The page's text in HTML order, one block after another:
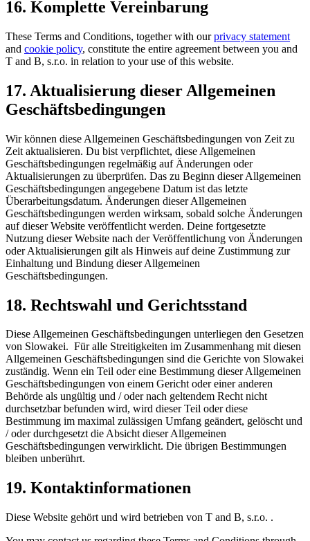
16. Komplette Vereinbarung
These Terms and Conditions, together with ourprivacy statement
and cookie policy, constitute the entire agreement between you and
T and B, s.r.o. in relation to your use of this website.
17. Aktualisierung dieser Allgemeinen
Geschäftsbedingungen
Wir können diese Allgemeinen Geschäftsbedingungen von Zeit zu
Zeit aktualisieren. Du bist verpflichtet, diese Allgemeinen
Geschäftsbedingungen regelmäßig auf Änderungen oder
Aktualisierungen zu überprüfen. Das zu Beginn dieser Allgemeinen
Geschäftsbedingungen angegebene Datum ist das letzte
Überarbeitungsdatum. Änderungen dieser Allgemeinen
Geschäftsbedingungen werden wirksam, sobald solche Änderungen
auf dieser Website veröffentlicht werden. Deine fortgesetzte
Nutzung dieser Website nach der Veröffentlichung von Änderungen
oder Aktualisierungen gilt als Hinweis auf deine Zustimmung zur
Einhaltung und Bindung dieser Allgemeinen
Geschäftsbedingungen.
18. Rechtswahl und Gerichtsstand
Diese Allgemeinen Geschäftsbedingungen unterliegen den Gesetzen
von Slowakei. Für alle Streitigkeiten im Zusammenhang mit diesen
Allgemeinen Geschäftsbedingungen sind die Gerichte von Slowakei
zuständig. Wenn ein Teil oder eine Bestimmung dieser Allgemeinen
Geschäftsbedingungen von einem Gericht oder einer anderen
Behörde als ungültig und / oder nach geltendem Recht nicht
durchsetzbar befunden wird, wird dieser Teil oder diese
Bestimmung im maximal zulässigen Umfang geändert, gelöscht und
/ oder durchgesetzt die Absicht dieser Allgemeinen
Geschäftsbedingungen verwirklicht. Die übrigen Bestimmungen
bleiben unberührt.
19. Kontaktinformationen
Diese Website gehört und wird betrieben von T and B, s.r.o. .